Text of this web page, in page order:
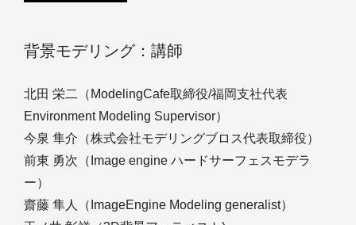
背景モデリング：講師
北田 栄二（ModelingCafe取締役/福岡支社代表
Environment Modeling Supervisor）
今泉 隼介（株式会社モデリングブロス代表取締役）
前東 勇次（Image engine ハードサーフェスモデラ
ー）
齋藤 隼人（ImageEngine Modeling generalist）